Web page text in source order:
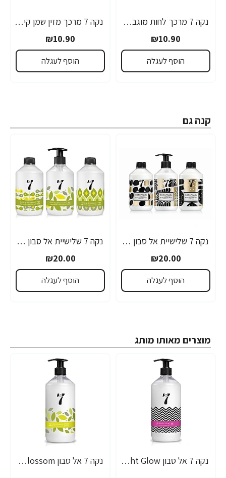
נקה 7 מרכך לחות מוגברת - 750 מ"ל
₪10.90
הוסף לעגלה
נקה 7 מרכך מזין שמן קיק וארגן - 750 מ"ל
₪10.90
הוסף לעגלה
קנה גם
נקה 7 שלישיית אל סבון בניחוח וניל - Golden Vanilla
₪20.00
הוסף לעגלה
נקה 7 שלישיית אל סבון בניחוח תפוח וניל - Spring Blossom
₪20.00
הוסף לעגלה
מוצרים מאותו מותג
נקה 7 אל סבון Midnight Glow בניחוח חמאת שיאה - 750 מ"ל נקה 7 אל סבון Spring Blossom בניחוח תפוח וניל - 750 מ"ל